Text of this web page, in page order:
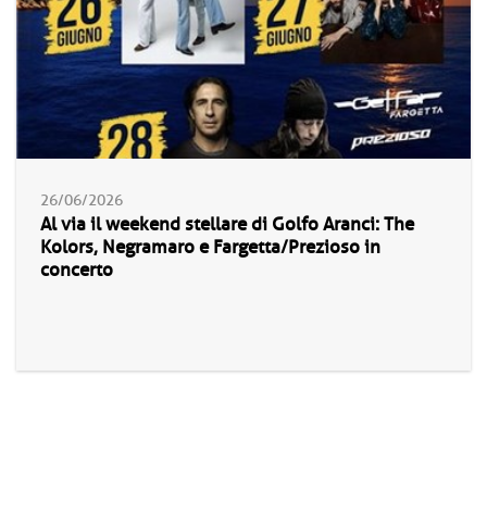
26/06/2026
Al via il weekend stellare di Golfo Aranci: The
Kolors, Negramaro e Fargetta/Prezioso in
concerto